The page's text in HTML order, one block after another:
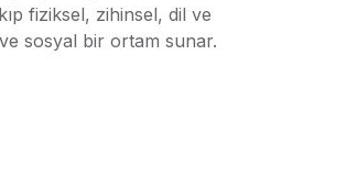
fiziksel, zihinsel, dil ve
sosyal bir ortam sunar.